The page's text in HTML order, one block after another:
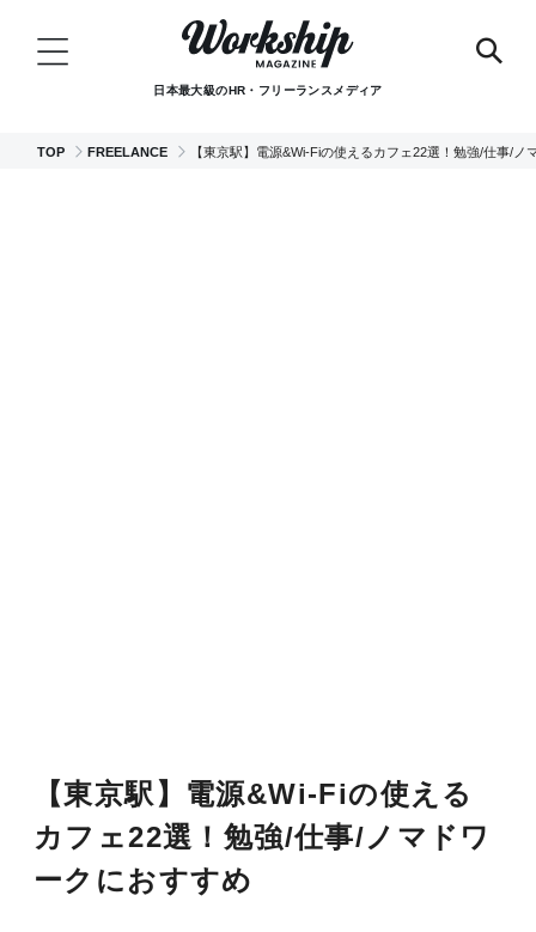
日本最大級のHR・フリーランスメディア
TOP FREELANCE 【東京駅】電源&Wi-Fiの使えるカフェ22選！勉強/仕事/ノ
【東京駅】電源&Wi-Fiの使える
カフェ22選！勉強/仕事/ノマドワ
ークにおすすめ